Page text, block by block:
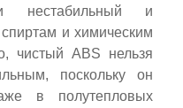
нестабильный и
и химическим
чистый ABS нельзя
поскольку он
в полутепловых